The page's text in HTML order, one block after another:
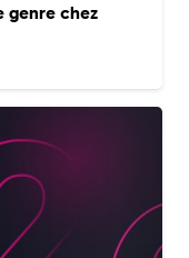
genre chez